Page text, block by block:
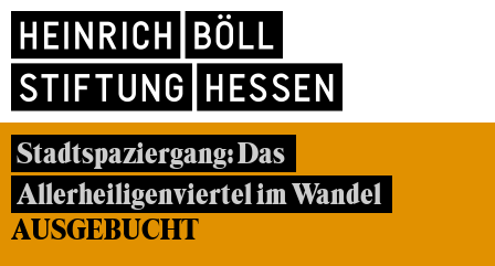
Stadtspaziergang: Das
Allerheiligenviertel im Wandel
AUSGEBUCHT